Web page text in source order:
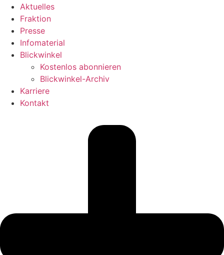
Aktuelles
Fraktion
Presse
Infomaterial
Blickwinkel
Kostenlos abonnieren
Blickwinkel-Archiv
Karriere
Kontakt